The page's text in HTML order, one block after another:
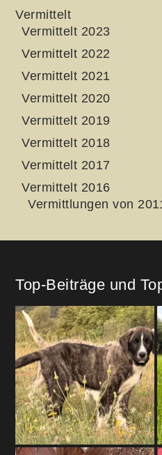
Vermittelt
Vermittelt 2023
Vermittelt 2022
Vermittelt 2021
Vermittelt 2020
Vermittelt 2019
Vermittelt 2018
Vermittelt 2017
Vermittelt 2016
Vermittlungen von
Top-Beiträge und